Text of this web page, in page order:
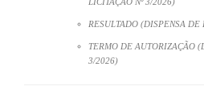
LICITAÇÃO Nº 3/2026)
RESULTADO (DISPENSA DE
TERMO DE AUTORIZAÇÃO
3/2026)